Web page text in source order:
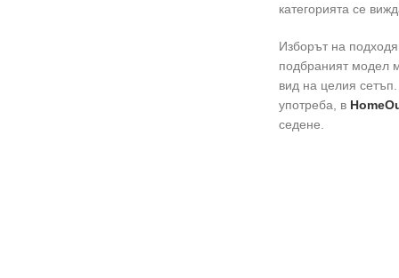
категорията се
Изборът на
подбраният модел
вид на целия
употреба, в
седене.